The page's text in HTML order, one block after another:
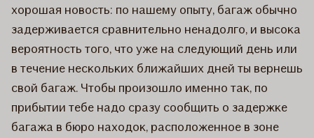
хорошая новость: по нашему опыту, багаж обычно
задерживается сравнительно ненадолго, и высока
вероятность того, что уже на следующий день или
в течение нескольких ближайших дней ты вернешь
свой багаж. Чтобы произошло именно так, по
прибытии тебе надо сразу сообщить о задержке
багажа в бюро находок, расположенное в зоне